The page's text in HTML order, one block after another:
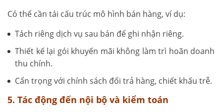
Có thể cần tái cấu trúc mô hình bán hàng, ví dụ:
Tách riêng dịch vụ sau bán để ghi nhận riêng.
Thiết kế lại gói khuyến mãi không làm trì hoãn doanh
thu chính.
Cẩn trọng với chính sách đổi trả hàng, chiết khấu trễ.
5. Tác động đến nội bộ và kiểm toán